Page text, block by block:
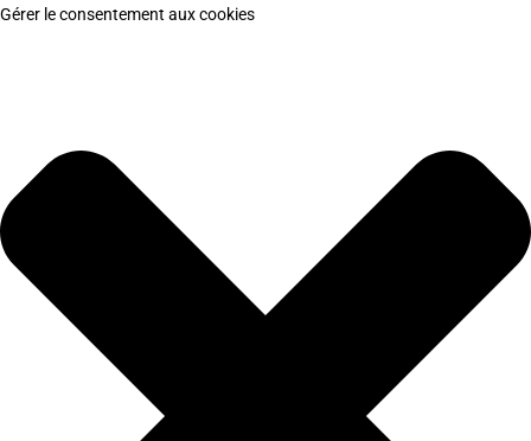
Gérer le consentement aux cookies